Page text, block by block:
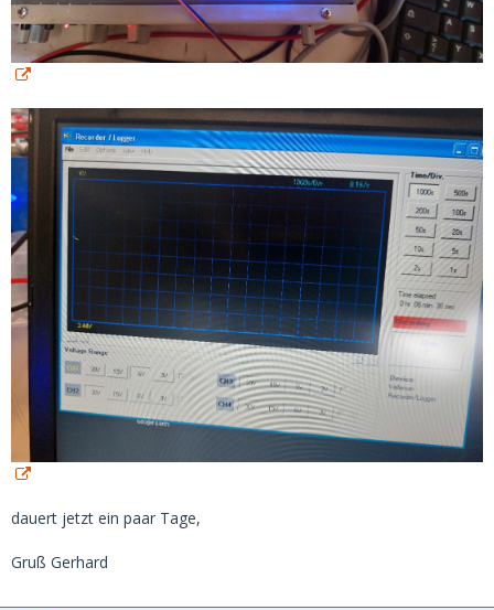
dauert jetzt ein paar Tage,
Gruß Gerhard